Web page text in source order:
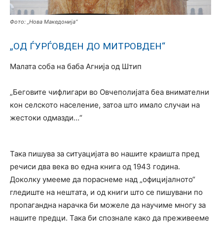
Фото: „Нова Македонија“
„ОД ЃУРЃОВДЕН ДО МИТРОВДЕН“
Малата соба на баба Агнија од Штип
„Беговите чифлигари во Овчеполијата беа внимателни
кон селското население, затоа што имало случаи на
жестоки одмазди…“
Така пишува за ситуацијата во нашите краишта пред
речиси два века во една книга од 1943 година.
Доколку умееме да пораснеме над „официјалното“
гледиште на нештата, и од книги што се пишувани по
пропагандна нарачка би можеле да научиме многу за
нашите предци. Така би спознале како да преживееме